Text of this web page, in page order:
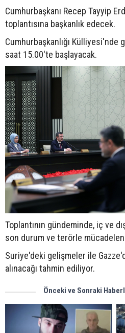
Cumhurbaşkanı Recep Tayyip
toplantısına başkanlık edecek.
Cumhurbaşkanlığı Külliyesi'nde
saat 15.00'te başlayacak.
Toplantının gündeminde, iç ve
son durum ve terörle
Suriye'deki gelişmeler ile
alınacağı tahmin ediliyor.
Önceki ve Sonraki